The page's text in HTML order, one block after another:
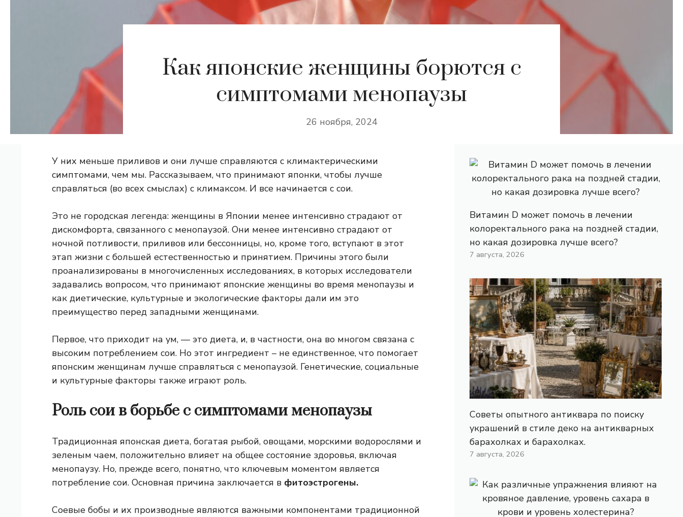
Как японские женщины борются с
симптомами менопаузы
26 ноября, 2024
У них меньше приливов и они лучше справляются с климактерическими
симптомами, чем мы. Рассказываем, что принимают японки, чтобы лучше
справляться (во всех смыслах) с климаксом. И все начинается с сои.
Это не городская легенда: женщины в Японии менее интенсивно страдают от
дискомфорта, связанного с менопаузой. Они менее интенсивно страдают от
ночной потливости, приливов или бессонницы, но, кроме того, вступают в этот
этап жизни с большей естественностью и принятием. Причины этого были
проанализированы в многочисленных исследованиях, в которых исследователи
задавались вопросом, что принимают японские женщины во время менопаузы и
как диетические, культурные и экологические факторы дали им это
преимущество перед западными женщинами.
Первое, что приходит на ум, — это диета, и, в частности, она во многом связана с
высоким потреблением сои. Но этот ингредиент – не единственное, что помогает
японским женщинам лучше справляться с менопаузой. Генетические, социальные
и культурные факторы также играют роль.
Роль сои в борьбе с симптомами менопаузы
Традиционная японская диета, богатая рыбой, овощами, морскими водорослями и
зеленым чаем, положительно влияет на общее состояние здоровья, включая
менопаузу. Но, прежде всего, понятно, что ключевым моментом является
потребление сои. Основная причина заключается в фитоэстрогены.
Соевые бобы и их производные являются важными компонентами традиционной
Витамин D может помочь в лечении
колоректального рака на поздней стадии,
но какая дозировка лучше всего?
7 августа, 2026
Советы опытного антиквара по поиску
украшений в стиле деко на антикварных
барахолках и барахолках.
7 августа, 2026